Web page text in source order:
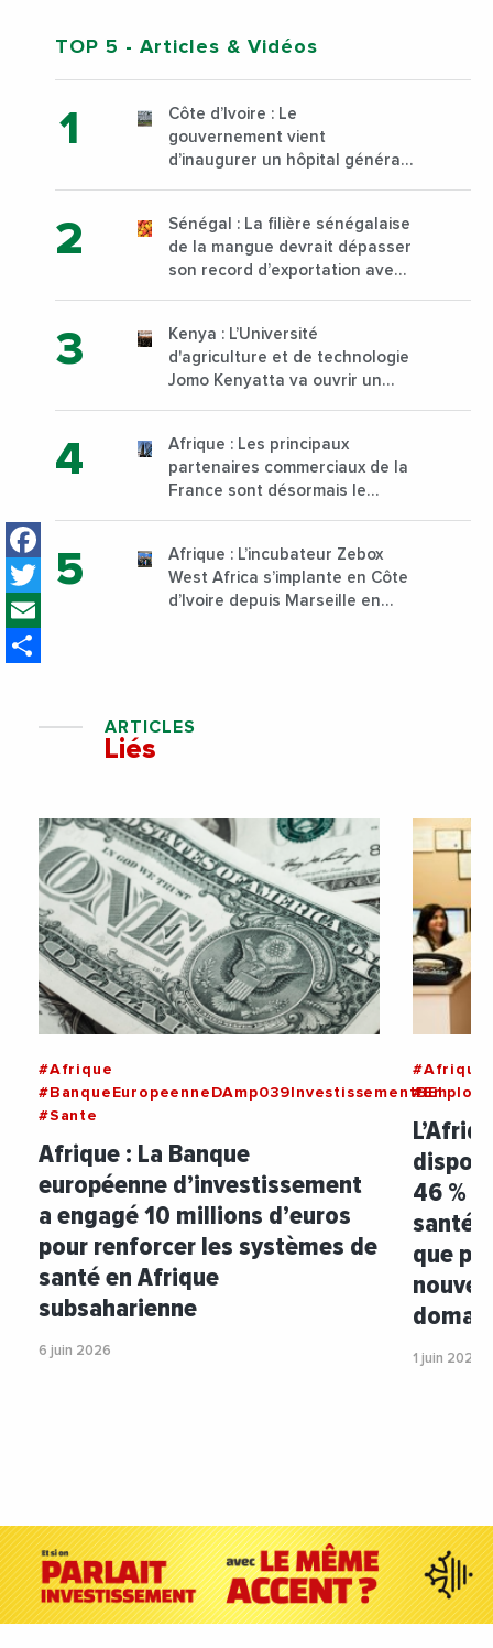
Facebook
Twitter
TOP 5 - Articles & Vidéos
Côte d’Ivoire : Le
gouvernement vient
d’inaugurer un hôpital général
Sénégal : La filière sénégalaise
de la mangue devrait dépasser
son record d’exportation avec
Kenya : L’Université
d'agriculture et de technologie
Jomo Kenyatta va ouvrir un
sur son campus de Karen à
Nairobi dès janvier 2023
Afrique : Les principaux
partenaires commerciaux de la
France sont désormais le
Afrique : L’incubateur Zebox
West Africa s’implante en Côte
d’Ivoire depuis Marseille en
ARTICLES
Liés
#Afrique
#BanqueEuropeenneDAmp039InvestissementBEI
#Sante
Afrique : La Banque
européenne d’investissement
a engagé 10 millions d’euros
pour renforcer les systèmes de
santé en Afrique
subsaharienne
6 juin 2026
#Emploi
46 %
santé
que
1 juin 2026